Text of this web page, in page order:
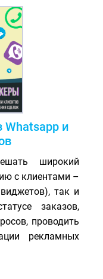
Whatsapp и
широкий
с клиентами –
так и
заказов,
проводить
рекламных